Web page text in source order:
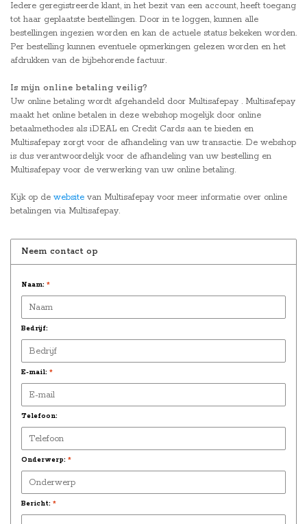
Iedere geregistreerde klant, in het bezit van een account, heeft toegang
tot haar geplaatste bestellingen. Door in te loggen, kunnen alle
bestellingen ingezien worden en kan de actuele status bekeken worden.
Per bestelling kunnen eventuele opmerkingen gelezen worden en het
afdrukken van de bijbehorende factuur.
Is mijn online betaling veilig?
Uw online betaling wordt afgehandeld door Multisafepay . Multisafepay
maakt het online betalen in deze webshop mogelijk door online
betaalmethodes als iDEAL en Credit Cards aan te bieden en
Multisafepay zorgt voor de afhandeling van uw transactie. De webshop
is dus verantwoordelijk voor de afhandeling van uw bestelling en
Multisafepay voor de verwerking van uw online betaling.
Kijk op de website van Multisafepay voor meer informatie over online
betalingen via Multisafepay.
Neem contact op
Naam: *
Bedrijf:
E-mail: *
Telefoon:
Onderwerp: *
Bericht: *